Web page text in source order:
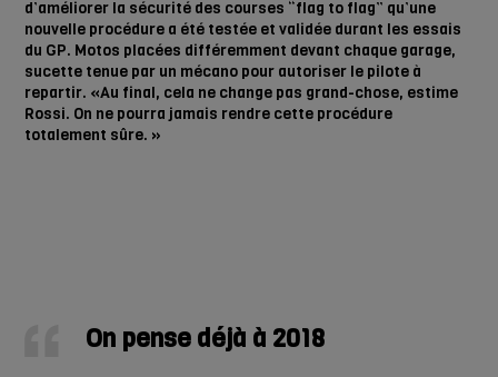
d’améliorer la sécurité des courses “flag to flag” qu’une
nouvelle procédure a été testée et validée durant les essais
du GP. Motos placées différemment devant chaque garage,
sucette tenue par un mécano pour autoriser le pilote à
repartir. «Au final, cela ne change pas grand-chose, estime
Rossi. On ne pourra jamais rendre cette procédure
totalement sûre. »
On pense déjà à 2018